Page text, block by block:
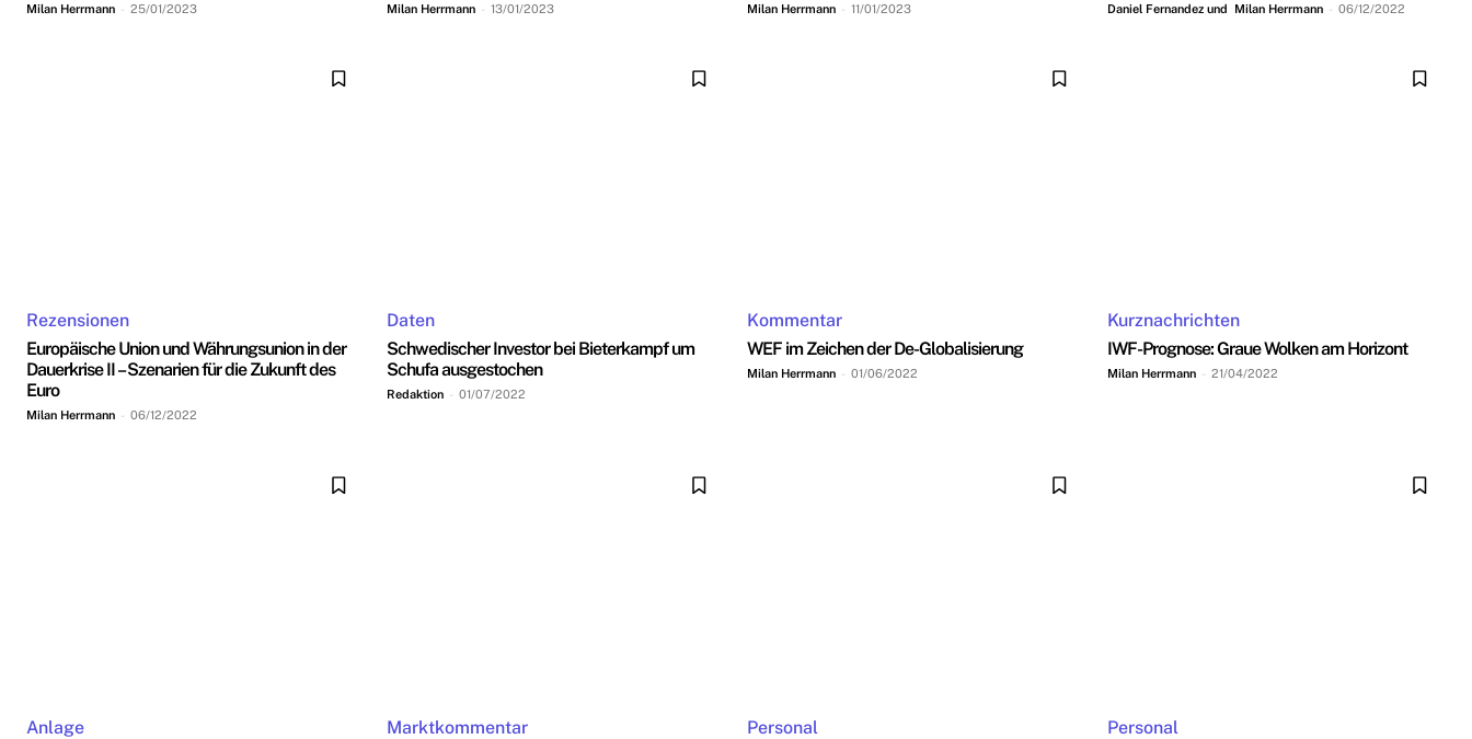
Milan Herrmann - 25/01/2023 Milan Herrmann - 13/01/2023 Milan Herrmann - 11/01/2023 Daniel Fernandez und Milan Herrmann - 06/12/2022
Rezensionen
Europäische Union und Währungsunion in der
Dauerkrise II – Szenarien für die Zukunft des
Euro
Milan Herrmann - 06/12/2022
Daten
Schwedischer Investor bei Bieterkampf um
Schufa ausgestochen
Redaktion - 01/07/2022
Kommentar
WEF im Zeichen der De-Globalisierung
Milan Herrmann - 01/06/2022
Kurznachrichten
IWF-Prognose: Graue Wolken am Horizont
Milan Herrmann - 21/04/2022
Anlage
Marktkommentar
Personal
Personal